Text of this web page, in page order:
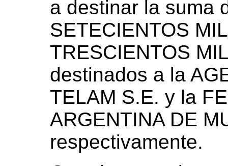
a destinar la suma
SETECIENTOS
TRESCIENTOS
destinados a la
TELAM S.E. y la
ARGENTINA DE
respectivamente.